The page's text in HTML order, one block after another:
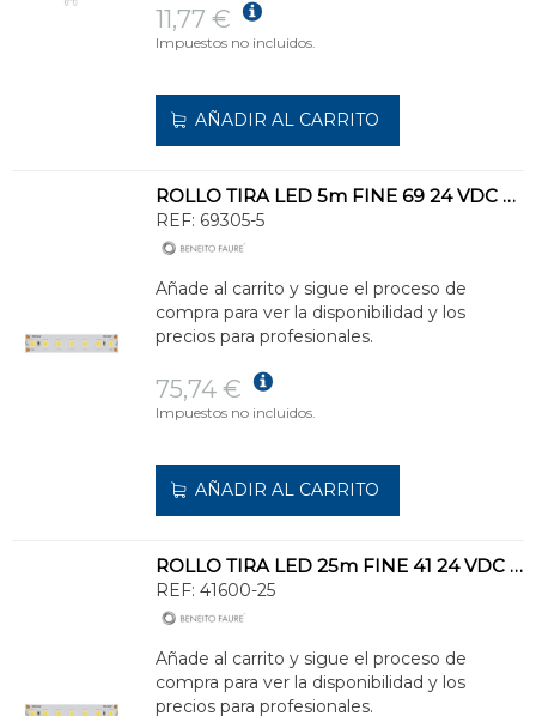
11,77 €
Impuestos no incluidos.
AÑADIR AL CARRITO
ROLLO TIRA LED 5m FINE 69 24 VDC 9,6W/m 3000K IP65
REF: 69305-5
Añade al carrito y sigue el proceso de
compra para ver la disponibilidad y los
precios para profesionales.
75,74 €
Impuestos no incluidos.
AÑADIR AL CARRITO
ROLLO TIRA LED 25m FINE 41 24 VDC 14,4W/m 6000K IP20
REF: 41600-25
Añade al carrito y sigue el proceso de
compra para ver la disponibilidad y los
precios para profesionales.